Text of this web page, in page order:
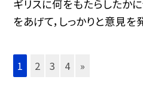
ギリスに何をもたらしたか
をあげて，しっかりと意見を
1 2 3 4 »